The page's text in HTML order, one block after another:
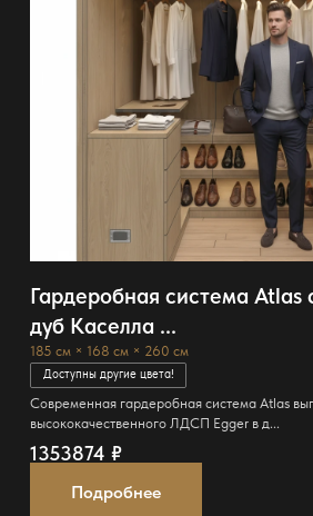
Гардеробная система Atlas
дуб Каселла ...
185 см × 168 см × 260 см
Доступны другие цвета!
Современная гардеробная система Atlas
высококачественного ЛДСП Egger в д...
1353874 ₽
Подробнее